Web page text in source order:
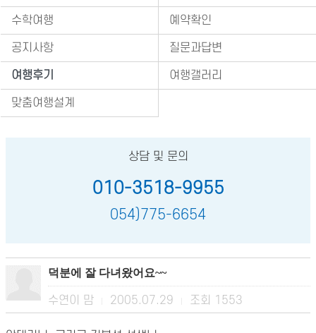
수학여행 예약확인
공지사항 질문과답변
여행후기 여행갤러리
맞춤여행설계
상담 및 문의
010-3518-9955
054)775-6654
덕분에 잘 다녀왔어요~~
수연이 맘 2005.07.29 조회 1553